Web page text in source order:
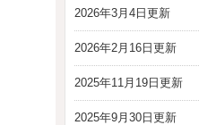
2026年3月4日更新
2026年2月16日更新
2025年11月19日更新
2025年9月30日更新